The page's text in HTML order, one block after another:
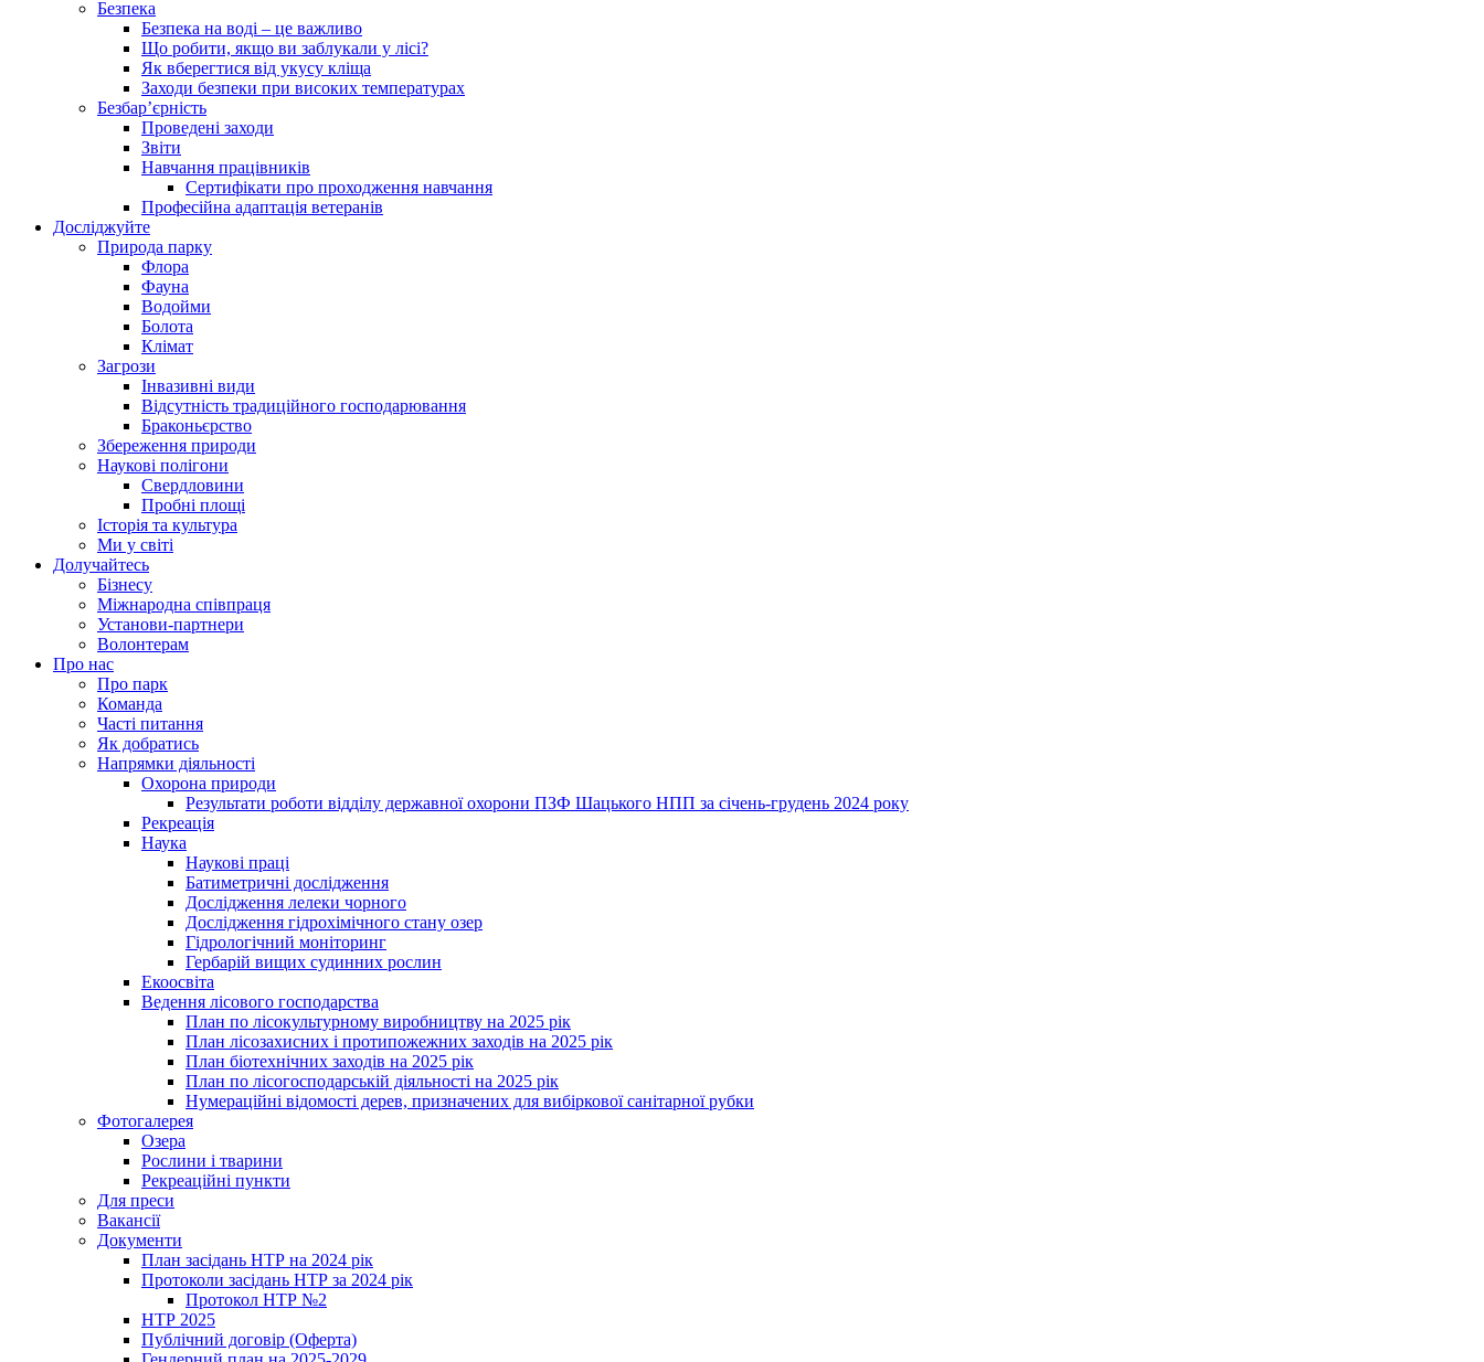
Безпека
Безпека на воді – це важливо
Що робити, якщо ви заблукали у лісі?
Як вберегтися від укусу кліща
Заходи безпеки при високих температурах
Безбар’єрність
Проведені заходи
Звіти
Навчання працівників
Сертифікати про проходження навчання
Професійна адаптація ветеранів
Досліджуйте
Природа парку
Флора
Фауна
Водойми
Болота
Клімат
Загрози
Інвазивні види
Відсутність традиційного господарювання
Браконьєрство
Збереження природи
Наукові полігони
Свердловини
Пробні площі
Історія та культура
Ми у світі
Долучайтесь
Бізнесу
Міжнародна співпраця
Установи-партнери
Волонтерам
Про нас
Про парк
Команда
Часті питання
Як добратись
Напрямки діяльності
Охорона природи
Результати роботи відділу державної охорони ПЗФ Шацького НПП за січень-грудень 2024 року
Рекреація
Наука
Наукові праці
Батиметричні дослідження
Дослідження лелеки чорного
Дослідження гідрохімічного стану озер
Гідрологічний моніторинг
Гербарій вищих судинних рослин
Екоосвіта
Ведення лісового господарства
План по лісокультурному виробництву на 2025 рік
План лісозахисних і протипожежних заходів на 2025 рік
План біотехнічних заходів на 2025 рік
План по лісогосподарській діяльності на 2025 рік
Нумераційні відомості дерев, призначених для вибіркової санітарної рубки
Фотогалерея
Озера
Рослини і тварини
Рекреаційні пункти
Для преси
Вакансії
Документи
План засідань НТР на 2024 рік
Протоколи засідань НТР за 2024 рік
Протокол НТР №2
НТР 2025
Публічний договір (Оферта)